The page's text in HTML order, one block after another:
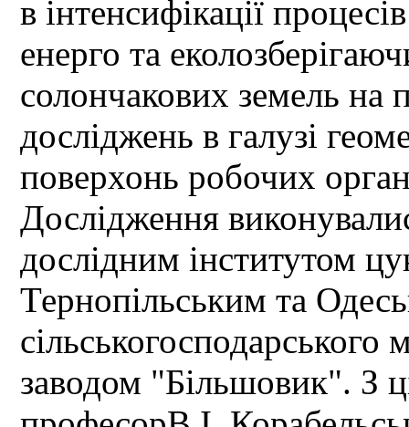
в інтенсифікації
енерго та
солончакових земель на
досліджень в галузі
поверхонь робочих
Дослідження
дослідним інститутом
Тернопільським та
заводом "Більшовик". З